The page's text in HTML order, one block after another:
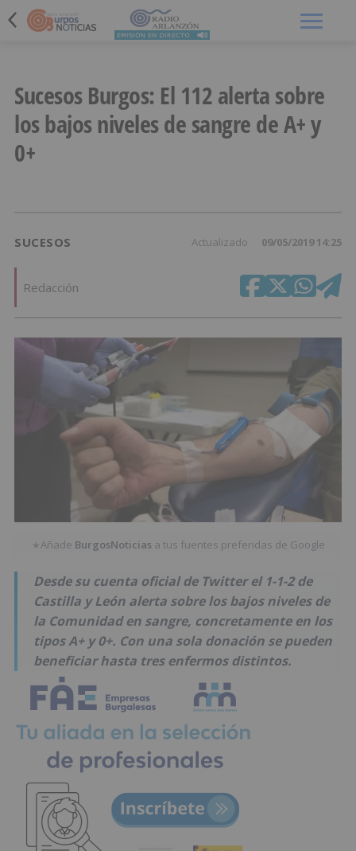
Sucesos Burgos: El 112 alerta sobre
los bajos niveles de sangre de A+ y
0+
SUCESOS Actualizado 09/05/2019 14:25
Redacción
★Añade BurgosNoticias a tus fuentes preferidas de Google
Desde su cuenta oficial de Twitter el 1-1-2 de
Castilla y León alerta sobre los bajos niveles de
la Comunidad en sangre, concretamente en los
tipos A+ y 0+. Con una sola donación se pueden
beneficiar hasta tres enfermos distintos.